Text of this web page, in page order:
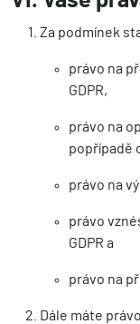
Za podmínek
právo na
GDPR,
právo na
popřípadě
právo na
právo
GDPR a
právo na
Dále máte